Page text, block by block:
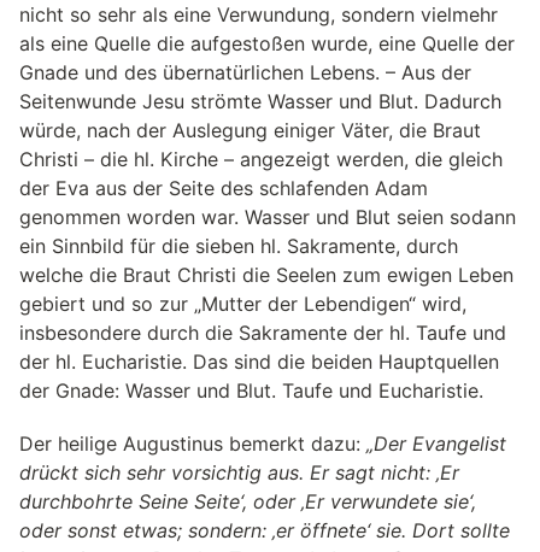
nicht so sehr als eine Verwundung, sondern vielmehr
als eine Quelle die aufgestoßen wurde, eine Quelle der
Gnade und des übernatürlichen Lebens. – Aus der
Seitenwunde Jesu strömte Wasser und Blut. Dadurch
würde, nach der Auslegung einiger Väter, die Braut
Christi – die hl. Kirche – angezeigt werden, die gleich
der Eva aus der Seite des schlafenden Adam
genommen worden war. Wasser und Blut seien sodann
ein Sinnbild für die sieben hl. Sakramente, durch
welche die Braut Christi die Seelen zum ewigen Leben
gebiert und so zur „Mutter der Lebendigen“ wird,
insbesondere durch die Sakramente der hl. Taufe und
der hl. Eucharistie. Das sind die beiden Hauptquellen
der Gnade: Wasser und Blut. Taufe und Eucharistie.
Der heilige Augustinus bemerkt dazu: „Der Evangelist
drückt sich sehr vorsichtig aus. Er sagt nicht: ‚Er
durchbohrte Seine Seite‘, oder ‚Er verwundete sie‘,
oder sonst etwas; sondern: ‚er öffnete‘ sie. Dort sollte